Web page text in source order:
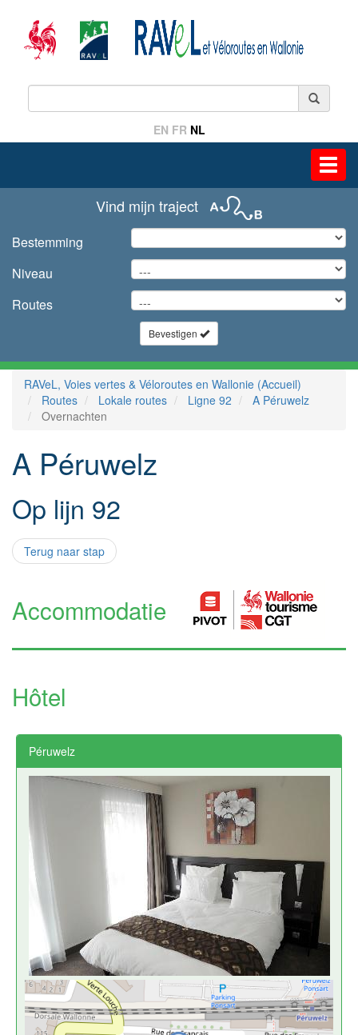
EN FR NL
Vind mijn traject
Bestemming
Niveau
Routes
Bevestigen
RAVeL, Voies vertes & Véloroutes en Wallonie (Accueil)
Routes
Lokale routes Ligne 92
A Péruwelz
Overnachten
A Péruwelz
Op lijn 92
Terug naar stap
Accommodatie
Hôtel
Péruwelz